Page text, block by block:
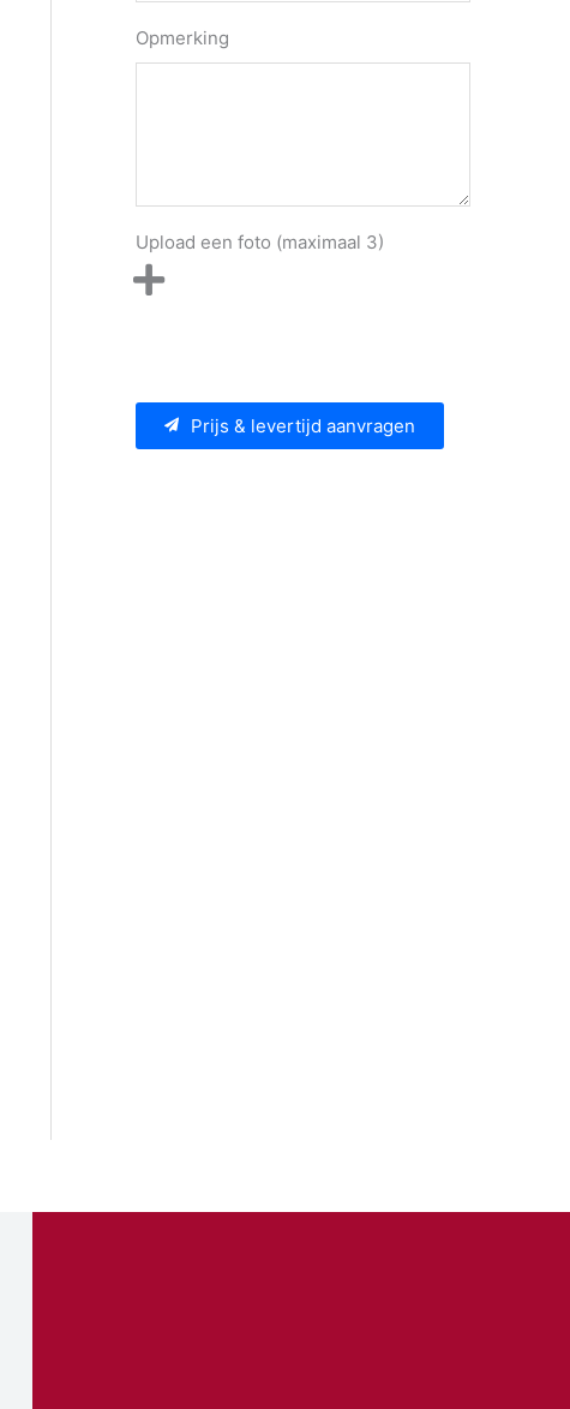
Opmerking
Upload een foto (maximaal 3)
Prijs & levertijd aanvragen